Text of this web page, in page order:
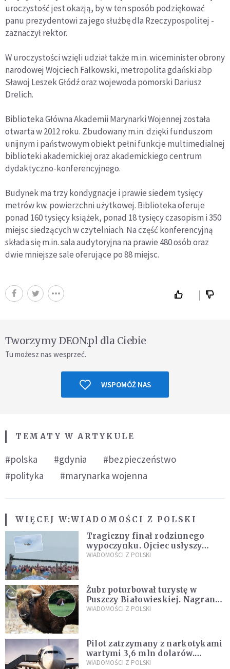
uroczystość jest okazją, by w ten sposób podziękować
panu prezydentowi za jego służbę dla Rzeczypospolitej -
zaznaczył rektor.
W uroczystości wzięli udział także m.in. wiceminister obrony
narodowej Wojciech Fałkowski, metropolita gdański abp
Sławoj Leszek Głódź oraz wojewoda pomorski Dariusz
Drelich.
Biblioteka Główna Akademii Marynarki Wojennej została
otwarta w 2012 roku. Zbudowany m.in. dzięki funduszom
unijnym i państwowym obiekt pełni funkcje multimedialnej
biblioteki akademickiej oraz akademickiego centrum
dydaktyczno-konferencyjnego.
Budynek ma trzy kondygnacje i prawie siedem tysięcy
metrów kw. powierzchni użytkowej. Biblioteka oferuje
ponad 160 tysięcy książek, ponad 18 tysięcy czasopism i 350
miejsc siedzących w czytelniach. Na część konferencyjną
składa się m.in. sala audytoryjna na prawie 480 osób oraz
dwie mniejsze sale oferujące po 88 miejsc.
Tworzymy DEON.pl dla Ciebie
Tu możesz nas wesprzeć.
WSPOMÓŻ NAS
TEMATY W ARTYKULE
#polska #gdynia
#bezpieczeństwo
#polityka
#marynarka wojenna
WIĘCEJ W:WIADOMOŚCI Z POLSKI
Tragiczny finał rodzinnego
wypoczynku. Ojciec usłyszy
zarzuty
WIADOMOŚCI Z POLSKI
Żubr poturbował turystę w
Puszczy Białowieskiej. Nagranie
daje do myślenia
WIADOMOŚCI Z POLSKI
Pilot zatrzymany z narkotykami
wartymi 3,6 mln dolarów.
Śledczy podejrzewają, że latał
WIADOMOŚCI Z POLSKI